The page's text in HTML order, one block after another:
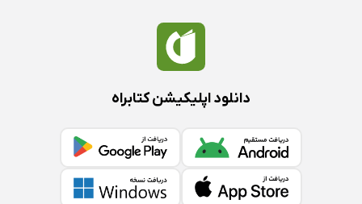
دانلود اپلیکیشن کتابراه